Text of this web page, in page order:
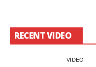
RECENT VIDEO
VIDEO